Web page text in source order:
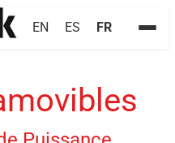
EN ES FR